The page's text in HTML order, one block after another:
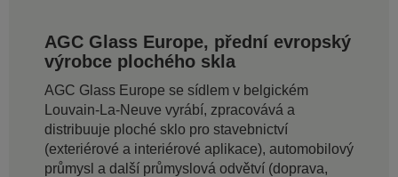
AGC Glass Europe, přední evropský
výrobce plochého skla
AGC Glass Europe se sídlem v belgickém
Louvain-La-Neuve vyrábí, zpracovává a
distribuuje ploché sklo pro stavebnictví
(exteriérové a interiérové aplikace), automobilový
průmysl a další průmyslová odvětví (doprava,